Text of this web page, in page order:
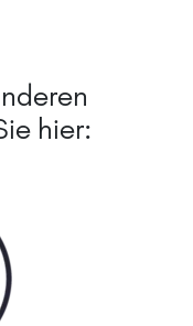
hier: